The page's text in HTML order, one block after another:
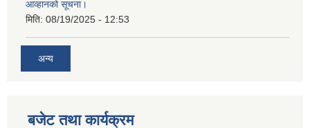
आव्हानको सूचना।
मिति: 08/19/2025 - 12:53
अन्य
बजेट तथा कार्यक्रम